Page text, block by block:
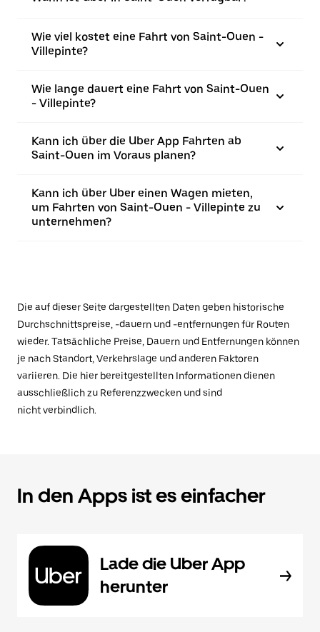
Wie viel kostet eine Fahrt von Saint-Ouen -
Villepinte?
Wie lange dauert eine Fahrt von Saint-Ouen
- Villepinte?
Kann ich über die Uber App Fahrten ab
Saint-Ouen im Voraus planen?
Kann ich über Uber einen Wagen mieten,
um Fahrten von Saint-Ouen - Villepinte zu
unternehmen?
Die auf dieser Seite dargestellten Daten geben historische
Durchschnittspreise, -dauern und -entfernungen für Routen
wieder. Tatsächliche Preise, Dauern und Entfernungen können
je nach Standort, Verkehrslage und anderen Faktoren
variieren. Die hier bereitgestellten Informationen dienen
ausschließlich zu Referenzzwecken und sind
nicht verbindlich.
In den Apps ist es einfacher
Lade die Uber App
herunter